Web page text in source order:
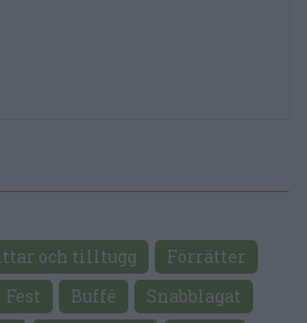
och tilltugg
Förrätter
Fest Buffé
Snabblagat